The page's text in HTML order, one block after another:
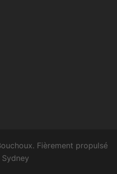
Fièrement propulsé
Sydney